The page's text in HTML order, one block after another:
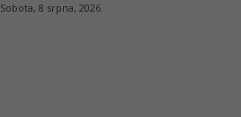
Sobota, 8 srpna, 2026